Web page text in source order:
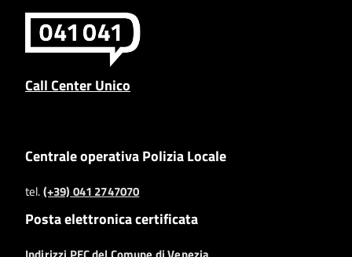
Call Center Unico
Centrale operativa Polizia Locale
tel.(+39) 041 2747070
Posta elettronica certificata